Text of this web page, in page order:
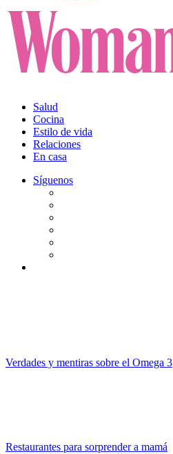
Salud
Cocina
Estilo de vida
Relaciones
En casa
Síguenos
Verdades y mentiras sobre el Omega 3
Restaurantes para sorprender a mamá